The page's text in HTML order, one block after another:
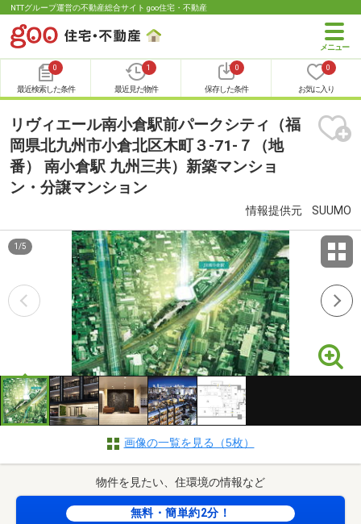
NTTグループ運営の不動産総合サイト goo住宅・不動産
0
最近検索した条件
1
最近見た物件
0
保存した条件
0
お気に入り
リヴィエール南小倉駅前パークシティ（福
岡県北九州市小倉北区木町３-71-７（地
番） 南小倉駅 九州三共）新築マンショ
ン・分譲マンション
情報提供元 SUUMO
1 /5
画像の一覧を見る（5枚）
物件を見たい、住環境の情報など
無料・簡単約2分！